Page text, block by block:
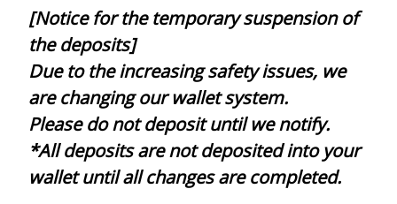
[Notice for the temporary suspension of
the deposits]
Due to the increasing safety issues, we
are changing our wallet system.
Please do not deposit until we notify.
*All deposits are not deposited into your
wallet until all changes are completed.